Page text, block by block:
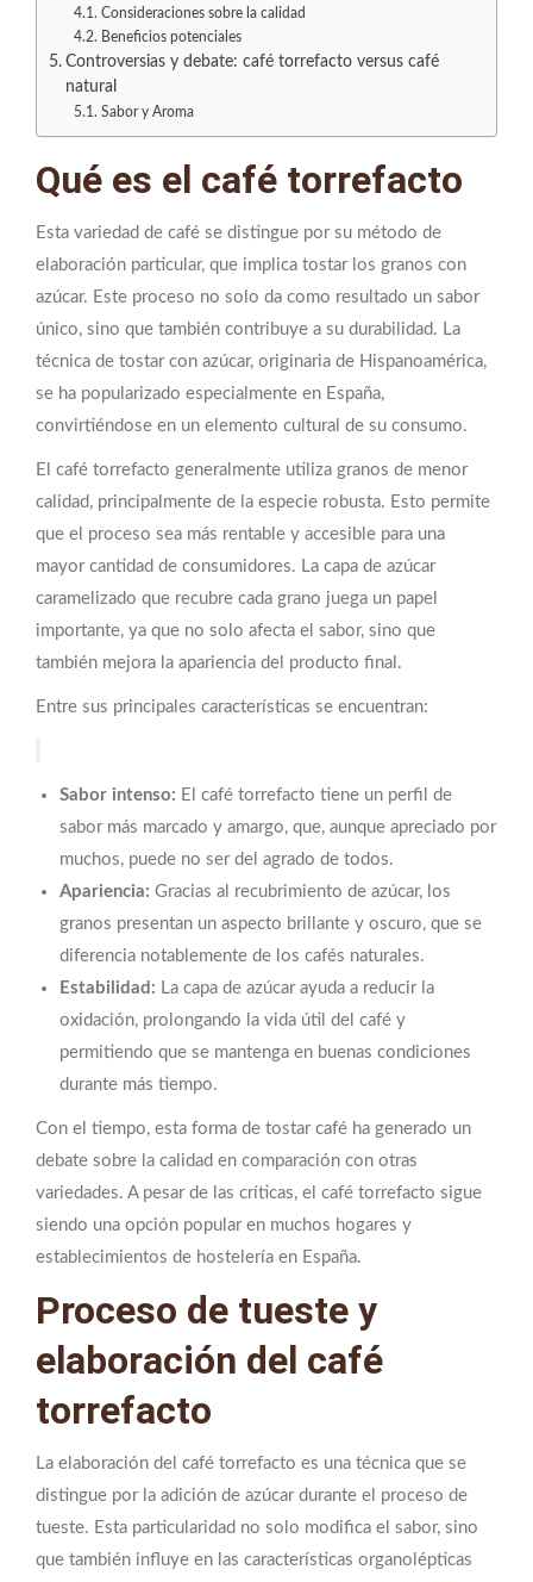
Consideraciones sobre la calidad
Beneficios potenciales
Controversias y debate: café torrefacto versus café
natural
Sabor y Aroma
Qué es el café torrefacto
Esta variedad de café se distingue por su método de
elaboración particular, que implica tostar los granos con
azúcar. Este proceso no solo da como resultado un sabor
único, sino que también contribuye a su durabilidad. La
técnica de tostar con azúcar, originaria de Hispanoamérica,
se ha popularizado especialmente en España,
convirtiéndose en un elemento cultural de su consumo.
El café torrefacto generalmente utiliza granos de menor
calidad, principalmente de la especie robusta. Esto permite
que el proceso sea más rentable y accesible para una
mayor cantidad de consumidores. La capa de azúcar
caramelizado que recubre cada grano juega un papel
importante, ya que no solo afecta el sabor, sino que
también mejora la apariencia del producto final.
Entre sus principales características se encuentran:
Sabor intenso: El café torrefacto tiene un perfil de
sabor más marcado y amargo, que, aunque apreciado por
muchos, puede no ser del agrado de todos.
Apariencia: Gracias al recubrimiento de azúcar, los
granos presentan un aspecto brillante y oscuro, que se
diferencia notablemente de los cafés naturales.
Estabilidad: La capa de azúcar ayuda a reducir la
oxidación, prolongando la vida útil del café y
permitiendo que se mantenga en buenas condiciones
durante más tiempo.
Con el tiempo, esta forma de tostar café ha generado un
debate sobre la calidad en comparación con otras
variedades. A pesar de las críticas, el café torrefacto sigue
siendo una opción popular en muchos hogares y
establecimientos de hostelería en España.
Proceso de tueste y
elaboración del café
torrefacto
La elaboración del café torrefacto es una técnica que se
distingue por la adición de azúcar durante el proceso de
tueste. Esta particularidad no solo modifica el sabor, sino
que también influye en las características organolépticas